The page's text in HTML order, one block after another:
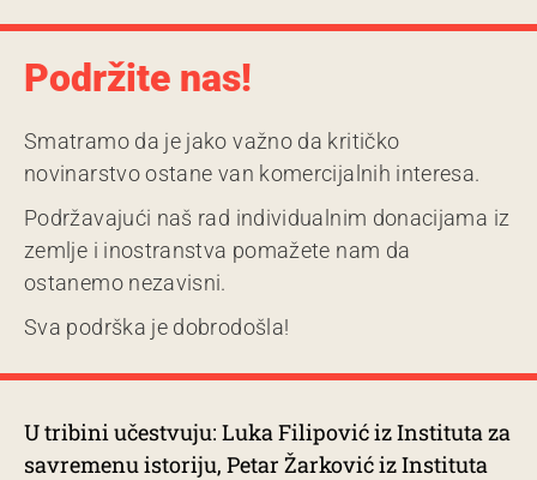
Podržite nas!
Smatramo da je jako važno da kritičko
novinarstvo ostane van komercijalnih interesa.
Podržavajući naš rad individualnim donacijama iz
zemlje i inostranstva pomažete nam da
ostanemo nezavisni.
Sva podrška je dobrodošla!
U tribini učestvuju: Luka Filipović iz Instituta za
savremenu istoriju, Petar Žarković iz Instituta